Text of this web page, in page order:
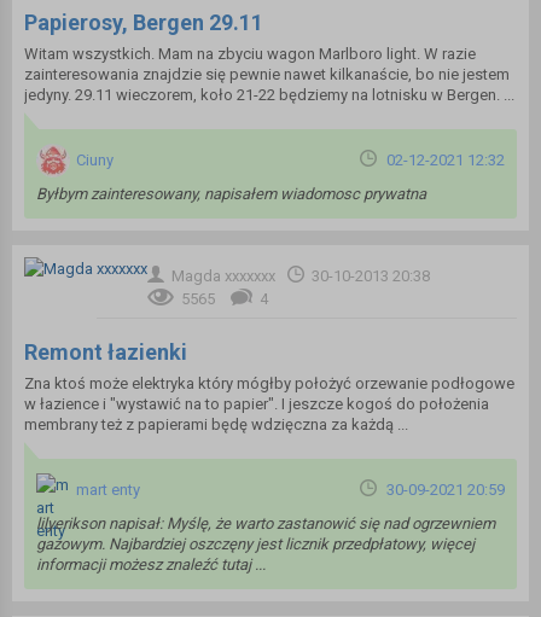
Papierosy, Bergen 29.11
Witam wszystkich. Mam na zbyciu wagon Marlboro light. W razie
zainteresowania znajdzie się pewnie nawet kilkanaście, bo nie jestem
jedyny. 29.11 wieczorem, koło 21-22 będziemy na lotnisku w Bergen. ...
Ciuny
02-12-2021 12:32
Byłbym zainteresowany, napisałem wiadomosc prywatna
Magda xxxxxxx
30-10-2013 20:38
5565
4
Remont łazienki
Zna ktoś może elektryka który mógłby położyć orzewanie podłogowe
w łazience i "wystawić na to papier". I jeszcze kogoś do położenia
membrany też z papierami będę wdzięczna za każdą ...
mart enty
30-09-2021 20:59
lilyerikson napisał: Myślę, że warto zastanowić się nad ogrzewniem
gazowym. Najbardziej oszczęny jest licznik przedpłatowy, więcej
informacji możesz znaleźć tutaj ...